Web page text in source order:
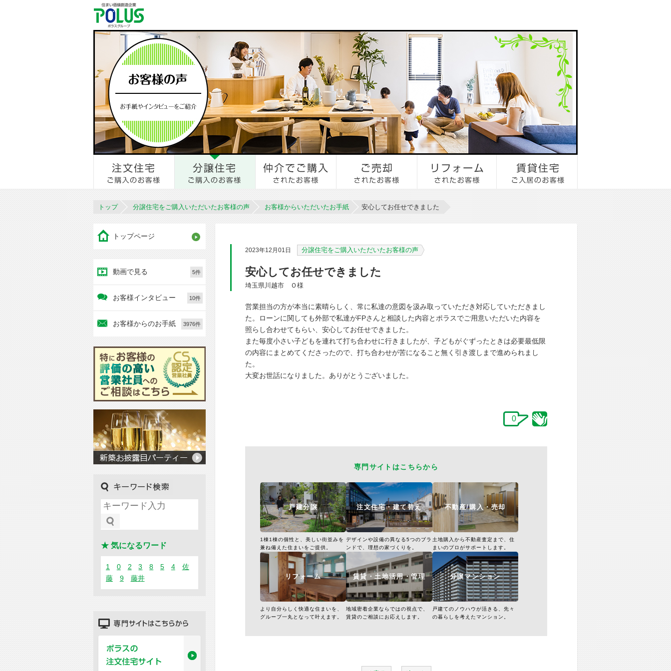
トップ 分譲住宅をご購入いただいたお客様の声 お客様からいただいたお手紙 安心してお任せできました
2023年12月01日 分譲住宅をご購入いただいたお客様の声
安心してお任せできました
埼玉県川越市 Ｏ様
営業担当の方が本当に素晴らしく、常に私達の意図を汲み取っていただき対応していただきまし
た。ローンに関しても外部で私達がFPさんと相談した内容とポラスでご用意いただいた内容を
照らし合わせてもらい、安心してお任せできました。
また毎度小さい子どもを連れて打ち合わせに行きましたが、子どもがぐずったときは必要最低限
の内容にまとめてくださったので、打ち合わせが苦になること無く引き渡しまで進められまし
た。
大変お世話になりました。ありがとうございました。
0
専門サイトはこちらから
戸建分譲
1棟1棟の個性と、美しい街並みを
兼ね備えた住まいをご提供。
注文住宅・建て替え
デザインや設備の異なる5つのブラ
ンドで、理想の家づくりを。
不動産/購入・売却
土地購入から不動産査定まで、住
まいのプロがサポートします。
リフォーム
より自分らしく快適な住まいを、
グループ一丸となって叶えます。
賃貸・土地活用・管理
地域密着企業ならではの視点で、
賃貸のご相談にお応えします。
分譲マンション
戸建てのノウハウが活きる、先々
の暮らしを考えたマンション。
トップページ
動画で見る 5件
お客様インタビュー 10件
お客様からのお手紙 3976件
★ 気になるワード
1 0 2 3 8 5 4
佐
藤
9 藤井